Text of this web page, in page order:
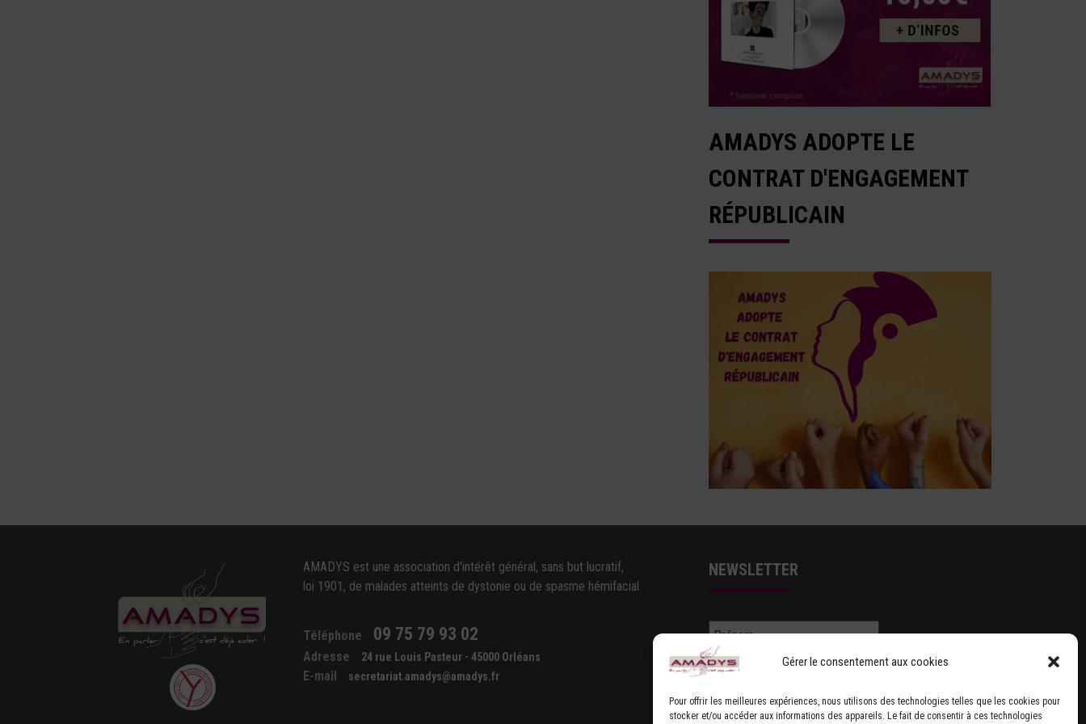
Gérer le consentement aux cookies
Pour offrir les meilleures expériences, nous utilisons des technologies telles que les cookies pour
stocker et/ou accéder aux informations des appareils. Le fait de consentir à ces technologies
AMADYS ADOPTE LE
CONTRAT D'ENGAGEMENT
RÉPUBLICAIN
AMADYS est une association d'intérêt général, sans but lucratif,
loi 1901, de malades atteints de dystonie ou de spasme hémifacial.
Téléphone 09 75 79 93 02
Adresse 24 rue Louis Pasteur - 45000 Orléans
E-mail secretariat.amadys@amadys.fr
NEWSLETTER